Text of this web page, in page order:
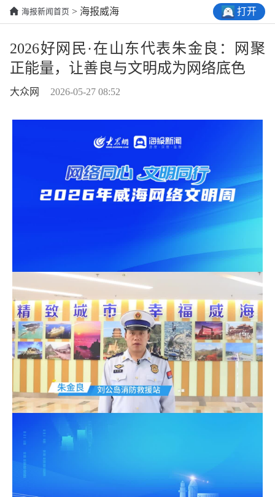
海报新闻首页 > 海报威海 打开
2026好网民·在山东代表朱金良：网聚
正能量，让善良与文明成为网络底色
大众网 2026-05-27 08:52